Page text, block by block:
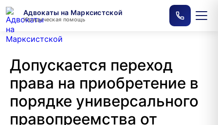
Адвокаты на Марксистской
Юридическая помощь
Допускается переход
права на приобретение в
порядке универсального
правопреемства от